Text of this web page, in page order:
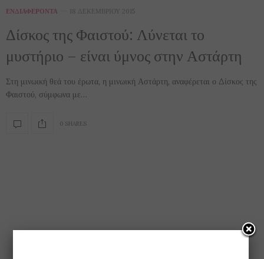
ΕΝΔΙΑΦΈΡΟΝΤΑ 18 ΔΕΚΕΜΒΡΊΟΥ 2015
Δίσκος της Φαιστού: Λύνεται το
μυστήριο – είναι ύμνος στην Αστάρτη
Στη μινωική θεά του έρωτα, η μινωική Αστάρτη, αναφέρεται ο Δίσκος της
Φαιστού, σύμφωνα με…
0 SHARES